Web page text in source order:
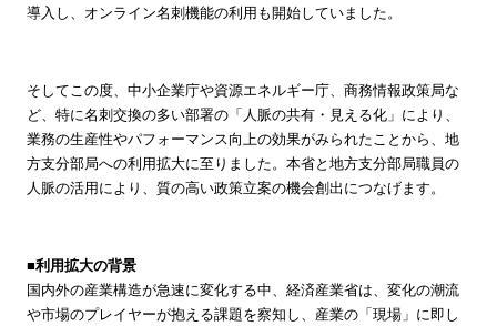
導入し、オンライン名刺機能の利用も開始していました。
そしてこの度、中小企業庁や資源エネルギー庁、商務情報政策局な
ど、特に名刺交換の多い部署の「人脈の共有・見える化」により、
業務の生産性やパフォーマンス向上の効果がみられたことから、地
方支分部局への利用拡大に至りました。本省と地方支分部局職員の
人脈の活用により、質の高い政策立案の機会創出につなげます。
■利用拡大の背景
国内外の産業構造が急速に変化する中、経済産業省は、変化の潮流
や市場のプレイヤーが抱える課題を察知し、産業の「現場」に即し